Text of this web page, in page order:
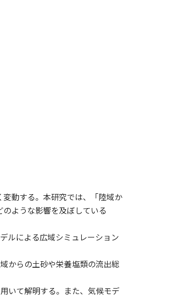
動する。本研究では、「陸域か
ような影響を及ぼしている
ルによる広域シミュレーション
からの土砂や栄養塩類の流出総
いて解明する。また、気候モデ